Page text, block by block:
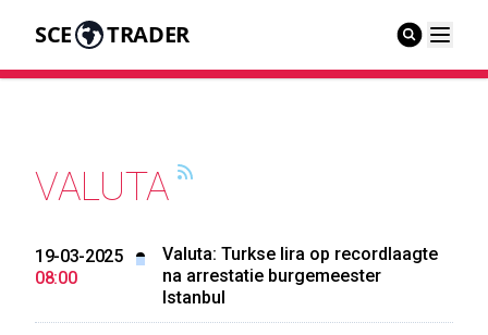
SCE TRADER
VALUTA
19-03-2025
08:00
Valuta: Turkse lira op recordlaagte
na arrestatie burgemeester
Istanbul